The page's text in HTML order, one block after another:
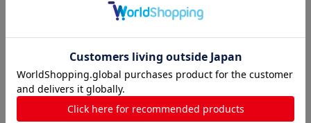
青果シールの人気商品との比較